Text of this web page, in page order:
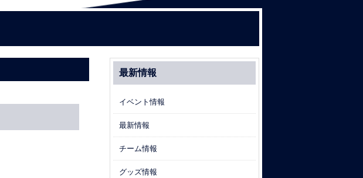
最新情報
イベント情報
最新情報
チーム情報
グッズ情報